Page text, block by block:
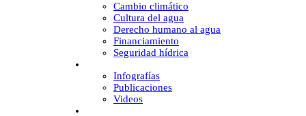
Cambio climático
Cultura del agua
Derecho humano al agua
Financiamiento
Seguridad hídrica
Infografías
Publicaciones
Videos